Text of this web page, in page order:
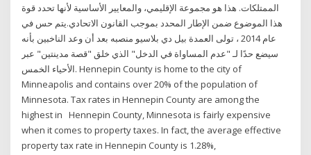
الممتلكات. هذا هو مجموعة الإقليمي، والمعايير الأساسية لأنها تحدد قوة
هذا الموضوع ضمن الإطار المحدد بموجب القانون الاتحادي.يتم حس في
عام 2014 ، تولى العمدة بيل دي بلاسيو منصبه بعد أن وعد الناخبين بأنه
سيضع حدًا لـ "عدم المساواة في الدخل" الذي خلق "قصة مدينتين" عبر
الأحياء الخمس. Hennepin County is home to the city of
Minneapolis and contains over 20% of the population of
Minnesota. Tax rates in Hennepin County are among the
highest in Hennepin County, Minnesota is fairly expensive
when it comes to property taxes. In fact, the average effective
property tax rate in Hennepin County is 1.28%,